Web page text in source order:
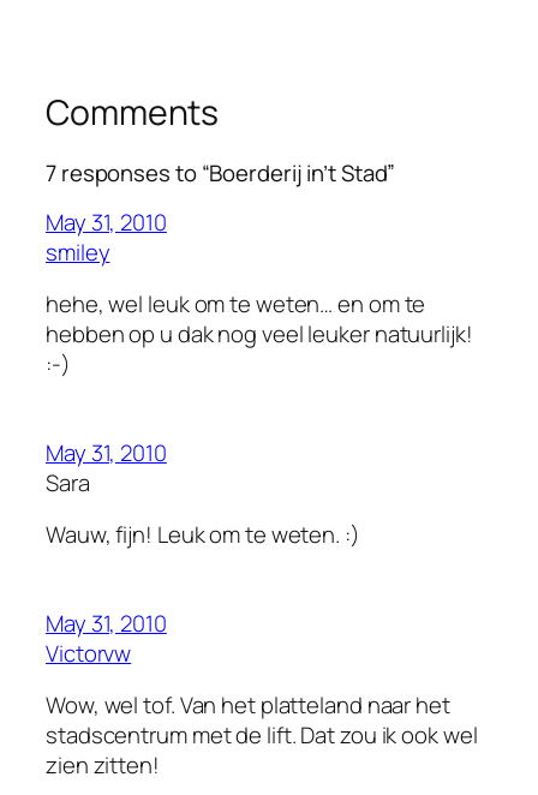
Comments
7 responses to “Boerderij in’t Stad”
May 31, 2010
smiley
hehe, wel leuk om te weten… en om te
hebben op u dak nog veel leuker natuurlijk!
:-)
May 31, 2010
Sara
Wauw, fijn! Leuk om te weten. :)
May 31, 2010
Victorvw
Wow, wel tof. Van het platteland naar het
stadscentrum met de lift. Dat zou ik ook wel
zien zitten!